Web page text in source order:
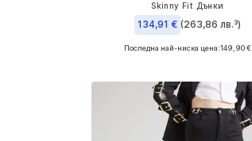
Skinny Fit Дънки
134,91 € (263,86 лв.³)
Предлага се в много размери
Последна най-ниска цена:149,90 €